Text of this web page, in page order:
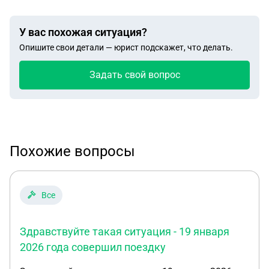
У вас похожая ситуация?
Опишите свои детали — юрист подскажет, что делать.
Задать свой вопрос
Похожие вопросы
Все
Здравствуйте такая ситуация - 19 января
2026 года совершил поездку